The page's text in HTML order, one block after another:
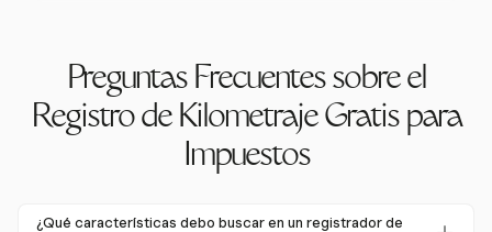
Preguntas Frecuentes sobre el
Registro de Kilometraje Gratis para
Impuestos
¿Qué características debo buscar en un registrador de